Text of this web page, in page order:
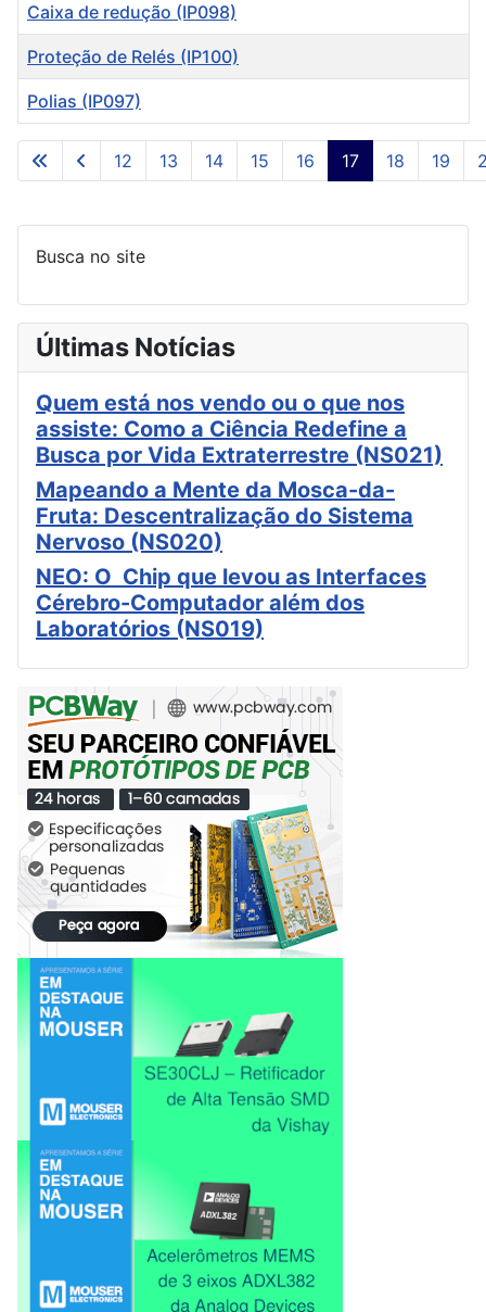
Artigos
Caixa de redução (IP098)
Proteção de Relés (IP100)
Polias (IP097)
Página 17 de 27
12 13 14 15 16 17 18 19
Busca no site
Últimas Notícias
Quem está nos vendo ou o que nos
assiste: Como a Ciência Redefine a
Busca por Vida Extraterrestre (NS021)
Mapeando a Mente da Mosca-da-
Fruta: Descentralização do Sistema
Nervoso (NS020)
NEO: O Chip que levou as Interfaces
Cérebro-Computador além dos
Laboratórios (NS019)